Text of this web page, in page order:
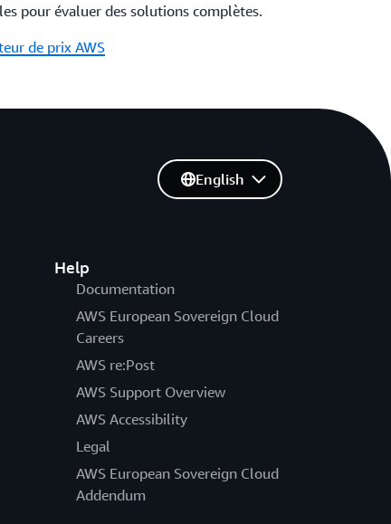
pour évaluer des solutions complètes.
de prix AWS
Help
Documentation
AWS European Sovereign Cloud
Careers
AWS re:Post
AWS Support Overview
AWS Accessibility
Legal
AWS European Sovereign Cloud
Addendum
English